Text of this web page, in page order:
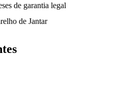
de garantia legal
de Jantar